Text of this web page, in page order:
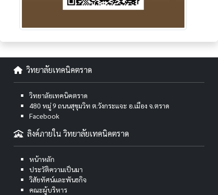
วิทยาลัยเทคนิคตราด
วิทยาลัยเทคนิคตราด
480 หมู่ 9 ถนนสุขุมวิท ต.วังกระแจะ อ.เมือง จ.ตราด
Facebook
ลิงค์ภายใน วิทยาลัยเทคนิคตราด
หน้าหลัก
ประวัติความเป็นมา
วิสัยทัศน์และพันธกิจ
คณะผู้บริหาร